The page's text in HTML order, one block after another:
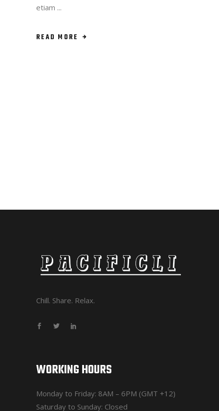
etiam
READ MORE
Chill. Share. Relax.
WORKING HOURS
Monday to Friday: 8AM – 6PM (GMT +12)
Saturday to Sunday: Closed